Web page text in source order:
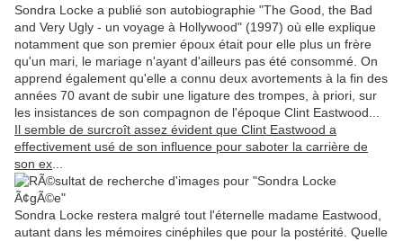
Sondra Locke a publié son autobiographie "The Good, the Bad
and Very Ugly - un voyage à Hollywood" (1997) où elle explique
notamment que son premier époux était pour elle plus un frère
qu'un mari, le mariage n'ayant d'ailleurs pas été consommé. On
apprend également qu'elle a connu deux avortements à la fin des
années 70 avant de subir une ligature des trompes, à priori, sur
les insistances de son compagnon de l'époque Clint Eastwood...
Il semble de surcroît assez évident que Clint Eastwood a
effectivement usé de son influence pour saboter la carrière de
son ex
Sondra Locke restera malgré tout l'éternelle madame Eastwood,
autant dans les mémoires cinéphiles que pour la postérité. Quelle